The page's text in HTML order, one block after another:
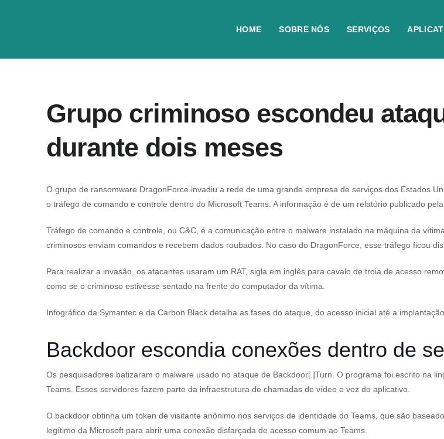
HOME SOBRE NÓS SERVIÇOS
Grupo criminoso escondeu
durante dois meses
O grupo de ransomware DragonForce invadiu a rede de uma grande empresa de serviços dos Estados
o tráfego de comando e controle dentro do Microsoft Teams. A informação é de um relatório publicado
Tráfego de comando e controle, ou C&C, é a comunicação entre o malware instalado na máquina da
criminosos enviam comandos e recebem dados roubados. No caso do DragonForce, esse tráfego ficou
Para realizar a invasão, os atacantes usaram um RAT, sigla em inglês para cavalo de troia de acesso
como se o criminoso estivesse sentado na frente do computador da vítima.
Infográfico da Symantec e da Carbon Black detalha as fases do ataque, do acesso inicial até a
Backdoor escondia conexões dentro de
Os pesquisadores batizaram o malware usado no ataque de Backdoor[.]Turn. O programa foi escrito na
Teams. Esses servidores fazem parte da infraestrutura de chamadas de vídeo e voz do aplicativo.
O backdoor obtinha um token de visitante anônimo nos serviços de identidade do Teams, que são
legítimo da Microsoft para abrir uma conexão disfarçada de acesso comum ao Teams.